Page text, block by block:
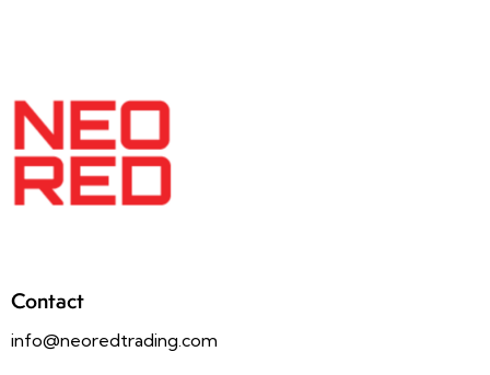
Contact
info@neoredtrading.com